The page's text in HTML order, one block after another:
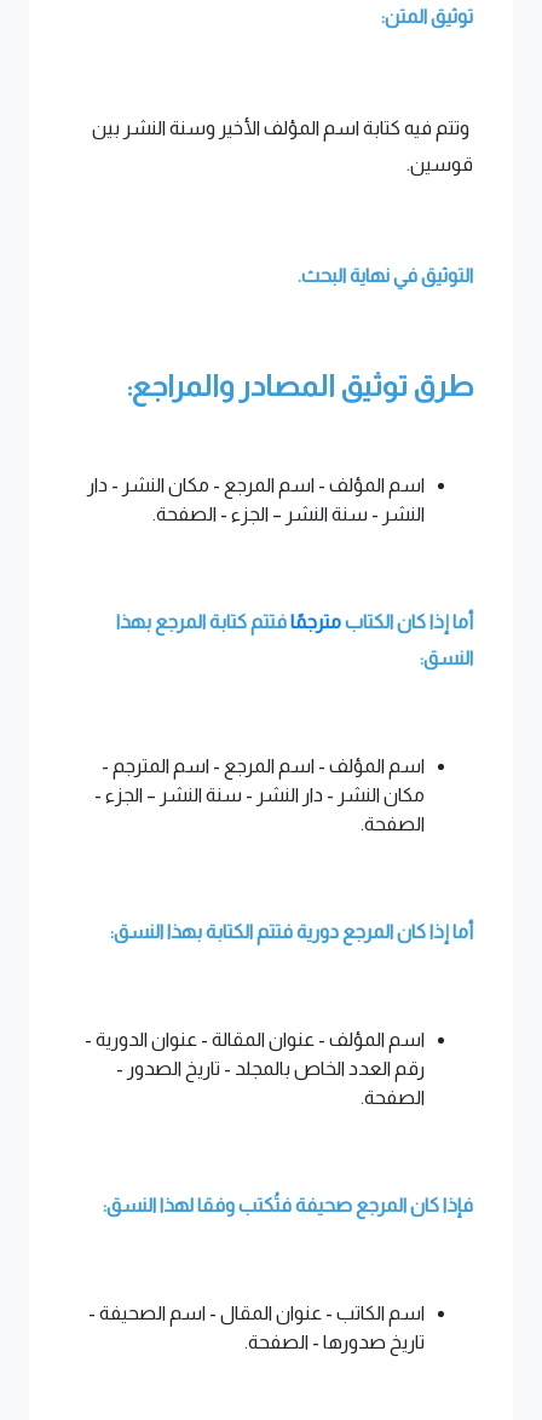
توثيق المتن:
وتتم فيه كتابة اسم المؤلف الأخير وسنة النشر بين
قوسين.
التوثيق في نهاية البحث.
طرق توثيق المصادر والمراجع:
اسم المؤلف - اسم المرجع - مكان النشر - دار
النشر - سنة النشر – الجزء - الصفحة.
أما إذا كان الكتابمترجمًافتتم كتابة المرجع بهذا
النسق:
اسم المؤلف - اسم المرجع - اسم المترجم -
مكان النشر - دار النشر - سنة النشر – الجزء -
الصفحة.
أما إذا كان المرجع دورية فتتم الكتابة بهذا النسق:
اسم المؤلف - عنوان المقالة - عنوان الدورية -
رقم العدد الخاص بالمجلد - تاريخ الصدور -
الصفحة.
فإذا كان المرجع صحيفة فتُكتب وفقا لهذا النسق:
اسم الكاتب - عنوان المقال - اسم الصحيفة -
تاريخ صدورها - الصفحة.